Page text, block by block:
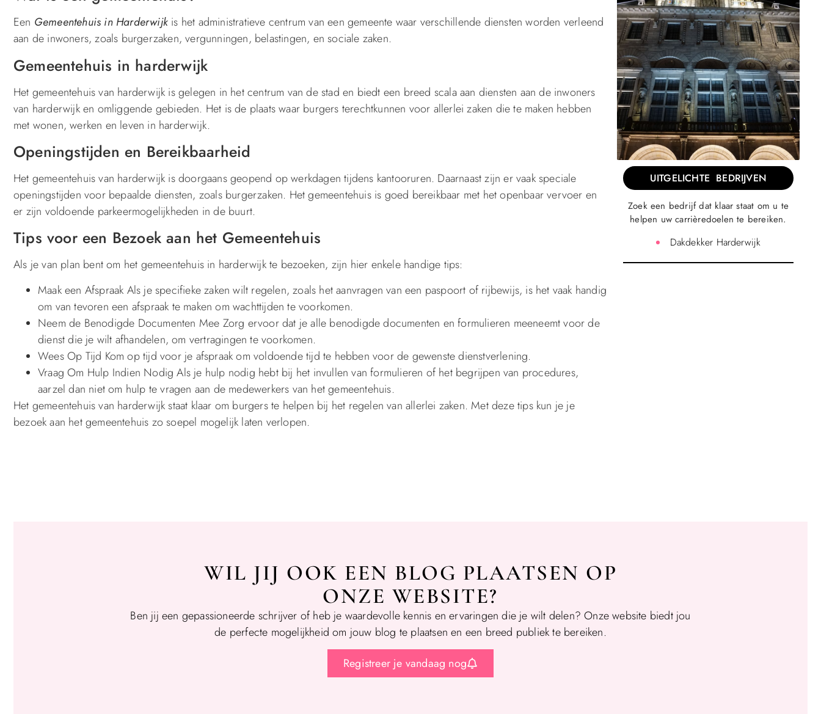
Een Gemeentehuis in Harderwijk is het administratieve centrum van een gemeente waar verschillende diensten worden verleend
aan de inwoners, zoals burgerzaken, vergunningen, belastingen, en sociale zaken.
Gemeentehuis in harderwijk
Het gemeentehuis van harderwijk is gelegen in het centrum van de stad en biedt een breed scala aan diensten aan de inwoners
van harderwijk en omliggende gebieden. Het is de plaats waar burgers terechtkunnen voor allerlei zaken die te maken hebben
met wonen, werken en leven in harderwijk.
Openingstijden en Bereikbaarheid
Het gemeentehuis van harderwijk is doorgaans geopend op werkdagen tijdens kantooruren. Daarnaast zijn er vaak speciale
openingstijden voor bepaalde diensten, zoals burgerzaken. Het gemeentehuis is goed bereikbaar met het openbaar vervoer en
er zijn voldoende parkeermogelijkheden in de buurt.
Tips voor een Bezoek aan het Gemeentehuis
Als je van plan bent om het gemeentehuis in harderwijk te bezoeken, zijn hier enkele handige tips:
Maak een Afspraak Als je specifieke zaken wilt regelen, zoals het aanvragen van een paspoort of rijbewijs, is het vaak handig
om van tevoren een afspraak te maken om wachttijden te voorkomen.
Neem de Benodigde Documenten Mee Zorg ervoor dat je alle benodigde documenten en formulieren meeneemt voor de
dienst die je wilt afhandelen, om vertragingen te voorkomen.
Wees Op Tijd Kom op tijd voor je afspraak om voldoende tijd te hebben voor de gewenste dienstverlening.
Vraag Om Hulp Indien Nodig Als je hulp nodig hebt bij het invullen van formulieren of het begrijpen van procedures,
aarzel dan niet om hulp te vragen aan de medewerkers van het gemeentehuis.
Het gemeentehuis van harderwijk staat klaar om burgers te helpen bij het regelen van allerlei zaken. Met deze tips kun je je
bezoek aan het gemeentehuis zo soepel mogelijk laten verlopen.
UITGELICHTE BEDRIJVEN
Zoek een bedrijf dat klaar staat om u te
helpen uw carrièredoelen te bereiken.
Dakdekker Harderwijk
WIL JIJ OOK EEN BLOG PLAATSEN OP
ONZE WEBSITE?
Ben jij een gepassioneerde schrijver of heb je waardevolle kennis en ervaringen die je wilt delen? Onze website biedt jou
de perfecte mogelijkheid om jouw blog te plaatsen en een breed publiek te bereiken.
Registreer je vandaag nog